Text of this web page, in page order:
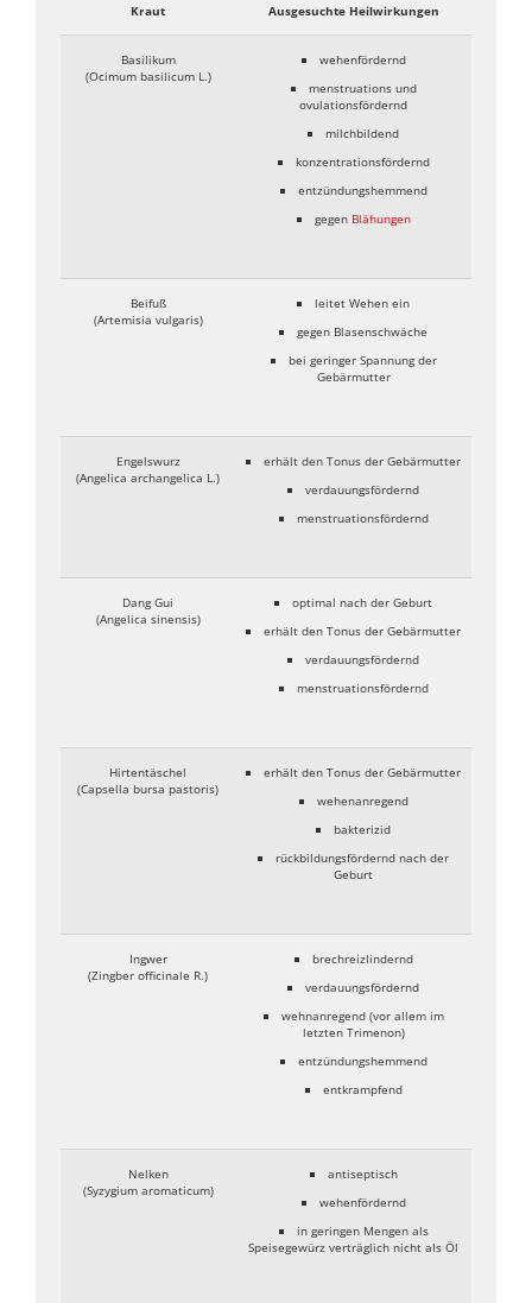
Kraut Ausgesuchte Heilwirkungen
Basilikum
(Ocimum basilicum L.)
wehenfördernd
menstruations und
ovulationsfördernd
milchbildend
konzentrationsfördernd
entzündungshemmend
gegen Blähungen
Beifuß
(Artemisia vulgaris)
leitet Wehen ein
gegen Blasenschwäche
bei geringer Spannung der
Gebärmutter
Engelswurz
(Angelica archangelica L.)
erhält den Tonus der Gebärmutter
verdauungsfördernd
menstruationsfördernd
Dang Gui
(Angelica sinensis)
optimal nach der Geburt
erhält den Tonus der Gebärmutter
verdauungsfördernd
menstruationsfördernd
Hirtentäschel
(Capsella bursa pastoris)
erhält den Tonus der Gebärmutter
wehenanregend
bakterizid
rückbildungsfördernd nach der
Geburt
Ingwer
(Zingber officinale R.)
brechreizlindernd
verdauungsfördernd
wehnanregend (vor allem im
letzten Trimenon)
entzündungshemmend
entkrampfend
Nelken
(Syzygium aromaticum)
antiseptisch
wehenfördernd
in geringen Mengen als
Speisegewürz verträglich nicht als Öl